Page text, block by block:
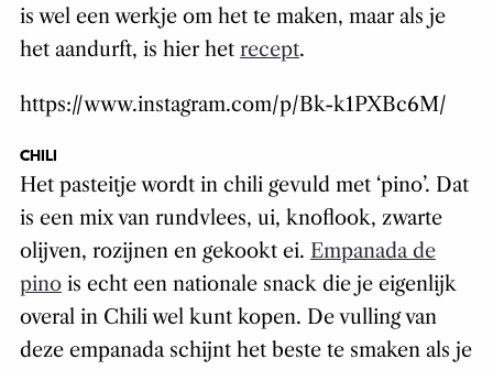
is wel een werkje om het te maken, maar als je
het aandurft, is hier het recept.
https://www.instagram.com/p/Bk-k1PXBc6M/
CHILI
Het pasteitje wordt in chili gevuld met ‘pino’. Dat
is een mix van rundvlees, ui, knoflook, zwarte
olijven, rozijnen en gekookt ei. Empanada de
pinois echt een nationale snack die je eigenlijk
overal in Chili wel kunt kopen. De vulling van
deze empanada schijnt het beste te smaken als je